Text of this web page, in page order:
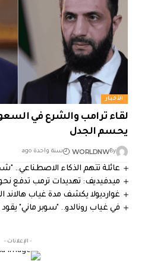
الأخبار
لقاء ترامب والشرع في
يحسم الجدل
By
WORLDNW سنة واحدة ago
عائلة تتهم الذكاء الاصطناعي..
ميدفيديف: تهديدات ترمب تدفع
غوارديولا يكشف مدة غياب هالاند
في غياب رونالدو.. "سوبر ماني" يقود النصر
- الإعلانات -